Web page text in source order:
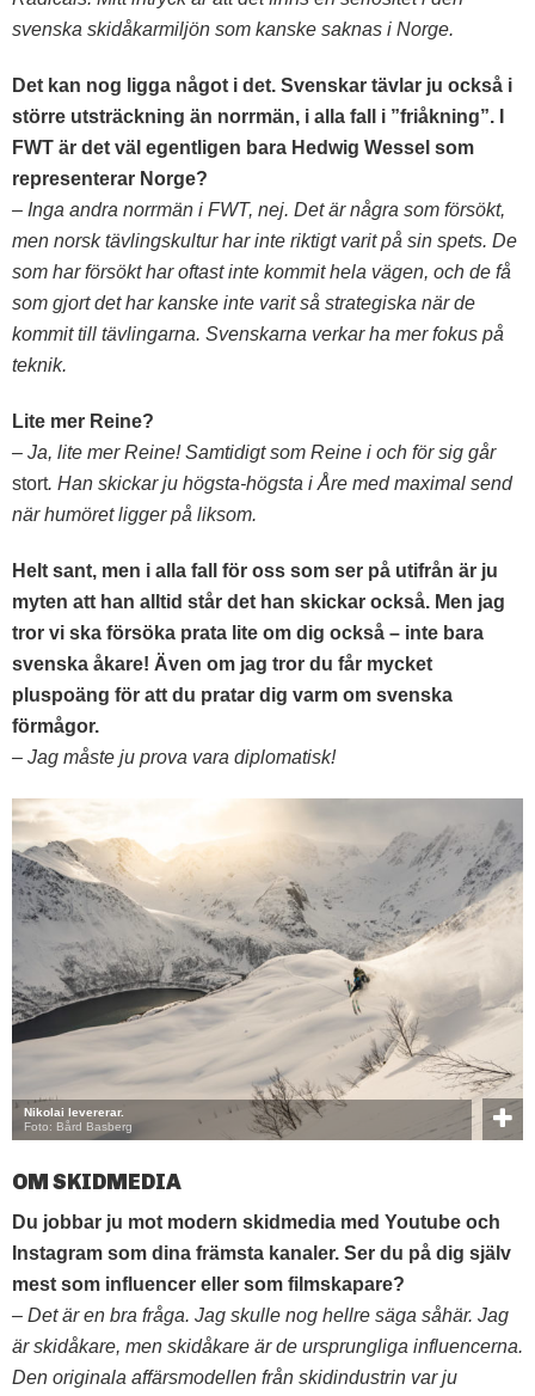
svenska skidåkarmiljön som kanske saknas i Norge.
Det kan nog ligga något i det. Svenskar tävlar ju också i
större utsträckning än norrmän, i alla fall i ”friåkning”. I
FWT är det väl egentligen bara Hedwig Wessel som
representerar Norge?
– Inga andra norrmän i FWT, nej. Det är några som försökt,
men norsk tävlingskultur har inte riktigt varit på sin spets. De
som har försökt har oftast inte kommit hela vägen, och de få
som gjort det har kanske inte varit så strategiska när de
kommit till tävlingarna. Svenskarna verkar ha mer fokus på
teknik.
Lite mer Reine?
– Ja, lite mer Reine! Samtidigt som Reine i och för sig går
stort. Han skickar ju högsta-högsta i Åre med maximal send
när humöret ligger på liksom.
Helt sant, men i alla fall för oss som ser på utifrån är ju
myten att han alltid står det han skickar också. Men jag
tror vi ska försöka prata lite om dig också – inte bara
svenska åkare! Även om jag tror du får mycket
pluspoäng för att du pratar dig varm om svenska
förmågor.
– Jag måste ju prova vara diplomatisk!
Nikolai levererar.
Foto: Bård Basberg
OM SKIDMEDIA
Du jobbar ju mot modern skidmedia med Youtube och
Instagram som dina främsta kanaler. Ser du på dig själv
mest som influencer eller som filmskapare?
– Det är en bra fråga. Jag skulle nog hellre säga såhär. Jag
är skidåkare, men skidåkare är de ursprungliga influencerna.
Den originala affärsmodellen från skidindustrin var ju